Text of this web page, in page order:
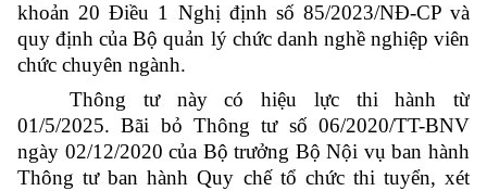
khoản 20 Điều 1 Nghị định số 85/2023/NĐ-CP và
quy định của Bộ quản lý chức danh nghề nghiệp viên
chức chuyên ngành.
Thông tư này có hiệu lực thi hành từ
01/5/2025. Bãi bỏ Thông tư số 06/2020/TT-BNV
ngày 02/12/2020 của Bộ trưởng Bộ Nội vụ ban hành
Thông tư ban hành Quy chế tổ chức thi tuyển, xét